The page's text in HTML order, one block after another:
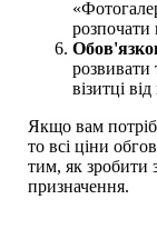
розпочати
розвивати
візитці
Якщо вам
то всі ціни
тим, як зробити
призначення.